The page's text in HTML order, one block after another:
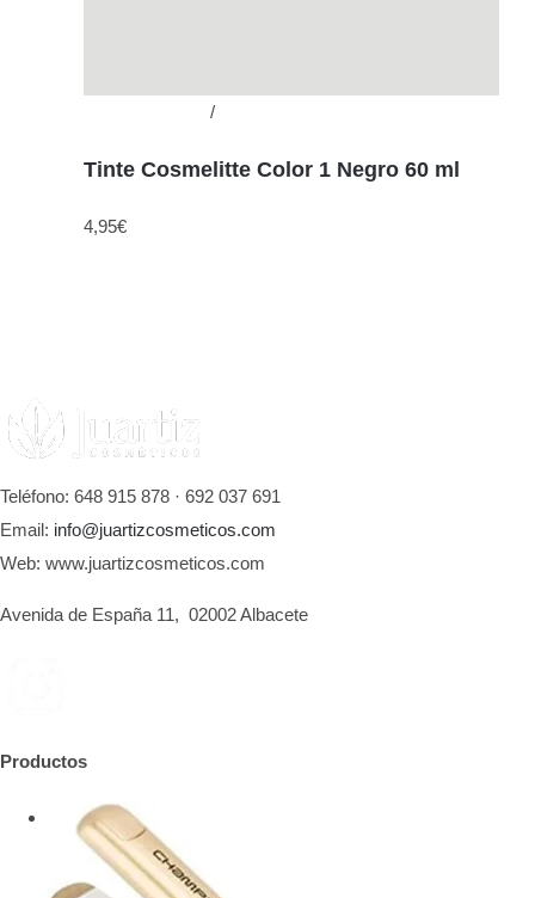
/
Tinte Cosmelitte Color 1 Negro 60 ml
4,95€
Teléfono: 648 915 878 · 692 037 691
Email: info@juartizcosmeticos.com
Web: www.juartizcosmeticos.com
Avenida de España 11, 02002 Albacete
Productos